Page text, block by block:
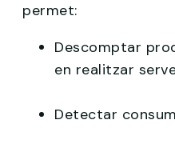
permet:
Descomptar
en realitzar
Detectar